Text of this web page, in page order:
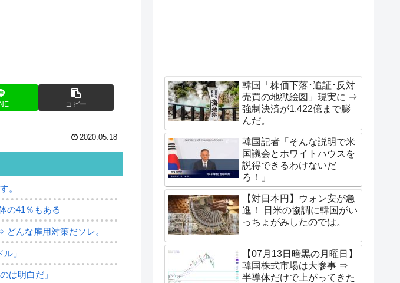
コピー
2020.05.18
。
の41％もある
んな雇用対策だソレ。
」
は明白だ」
韓国「株価下落･追証･反対
売買の地獄絵図」現実に ⇒
強制決済が1,422億まで膨
んだ。
韓国記者「そんな説明で米
国議会とホワイトハウスを
説得できるわけないだ
ろ！」
【対日本円】ウォン安が急
進！ 日米の協調に韓国がい
っちょがみしたのでは。
【07月13日暗黒の月曜日】
韓国株式市場は大惨事 ⇒
半導体だけで上がってきた